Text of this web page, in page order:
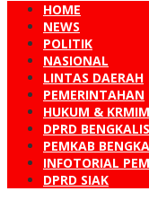
HOME
NEWS
POLITIK
NASIONAL
LINTAS DAERAH
PEMERINTAHAN
HUKUM &
DPRD BENGKALIS
PEMKAB
INFOTORIAL
DPRD SIAK